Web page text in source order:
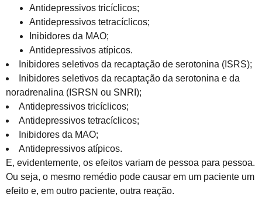
Antidepressivos tricíclicos;
Antidepressivos tetracíclicos;
Inibidores da MAO;
Antidepressivos atípicos.
Inibidores seletivos da recaptação de serotonina (ISRS);
Inibidores seletivos da recaptação da serotonina e da
noradrenalina (ISRSN ou SNRI);
Antidepressivos tricíclicos;
Antidepressivos tetracíclicos;
Inibidores da MAO;
Antidepressivos atípicos.
E, evidentemente, os efeitos variam de pessoa para pessoa.
Ou seja, o mesmo remédio pode causar em um paciente um
efeito e, em outro paciente, outra reação.